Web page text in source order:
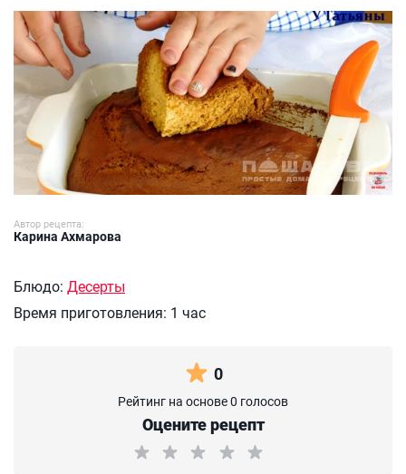
Медовая коврижка на сметане
Автор рецепта:
Карина Ахмарова
Блюдо: Десерты
Время приготовления: 1 час
0
Рейтинг на основе 0 голосов
Оцените рецепт